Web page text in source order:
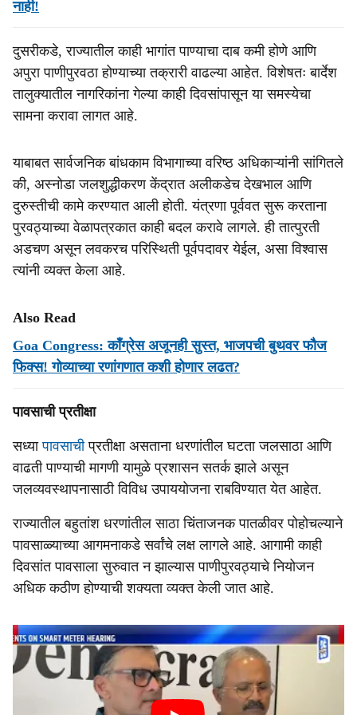
नाही!
दुसरीकडे, राज्यातील काही भागांत पाण्याचा दाब कमी होणे आणि
अपुरा पाणीपुरवठा होण्याच्या तक्रारी वाढल्या आहेत. विशेषतः बार्देश
तालुक्यातील नागरिकांना गेल्या काही दिवसांपासून या समस्येचा
सामना करावा लागत आहे.
याबाबत सार्वजनिक बांधकाम विभागाच्या वरिष्ठ अधिकाऱ्यांनी सांगितले
की, अस्नोडा जलशुद्धीकरण केंद्रात अलीकडेच देखभाल आणि
दुरुस्तीची कामे करण्यात आली होती. यंत्रणा पूर्ववत सुरू करताना
पुरवठ्याच्या वेळापत्रकात काही बदल करावे लागले. ही तात्पुरती
अडचण असून लवकरच परिस्थिती पूर्वपदावर येईल, असा विश्वास
त्यांनी व्यक्त केला आहे.
Also Read
Goa Congress: काँग्रेस अजूनही सुस्त, भाजपची बुथवर फौज
फिक्स! गोव्याच्या रणांगणात कशी होणार लढत?
पावसाची प्रतीक्षा
सध्यापावसाचीप्रतीक्षा असताना धरणांतील घटता जलसाठा आणि
वाढती पाण्याची मागणी यामुळे प्रशासन सतर्क झाले असून
जलव्यवस्थापनासाठी विविध उपाययोजना राबविण्यात येत आहेत.
राज्यातील बहुतांश धरणांतील साठा चिंताजनक पातळीवर पोहोचल्याने
पावसाळ्याच्या आगमनाकडे सर्वांचे लक्ष लागले आहे. आगामी काही
दिवसांत पावसाला सुरुवात न झाल्यास पाणीपुरवठ्याचे नियोजन
अधिक कठीण होण्याची शक्यता व्यक्त केली जात आहे.